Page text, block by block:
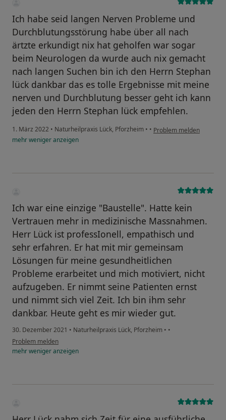
Ich habe seid langen Nerven Probleme und
Durchblutungsstörung habe über all nach
ärtzte erkundigt nix hat geholfen war sogar
beim Neurologen da wurde auch nix gemacht
nach langen Suchen bin ich den Herrn Stephan
lück dankbar das es tolle Ergebnisse mit meine
nerven und Durchblutung besser geht ich kann
jeden den Herrn Stephan lück empfehlen.
1. März 2022 • Naturheilpraxis Lück, Pforzheim • • Problem melden
mehrwenigeranzeigen
Ich war eine einzige "Baustelle". Hatte kein
Vertrauen mehr in medizinische Massnahmen.
Herr Lück ist professIonell, empathisch und
sehr erfahren. Er hat mit mir gemeinsam
Lösungen für meine gesundheitlichen
Probleme erarbeitet und mich motiviert, nicht
aufzugeben. Er nimmt seine Patienten ernst
und nimmt sich viel Zeit. Ich bin ihm sehr
dankbar. Heute geht es mir wieder gut.
30. Dezember 2021 • Naturheilpraxis Lück, Pforzheim • •
Problem melden
mehrwenigeranzeigen